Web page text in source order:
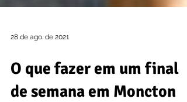
O que fazer em um final